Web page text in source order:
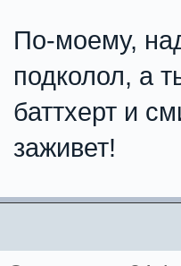
По-моему,
подколол, а
баттхерт и
заживет!